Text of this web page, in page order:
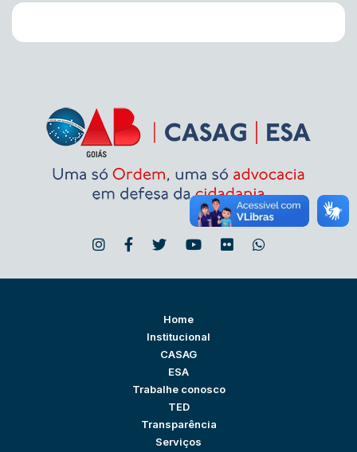
Home
Institucional
CASAG
ESA
Trabalhe conosco
TED
Transparência
Serviços